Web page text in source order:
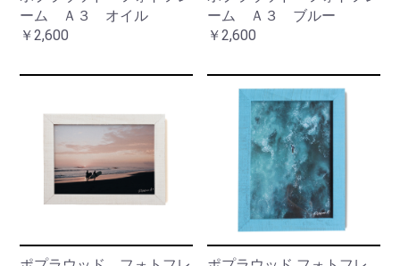
ーム Ａ３ オイル
￥2,600
ーム Ａ３ ブルー
￥2,600